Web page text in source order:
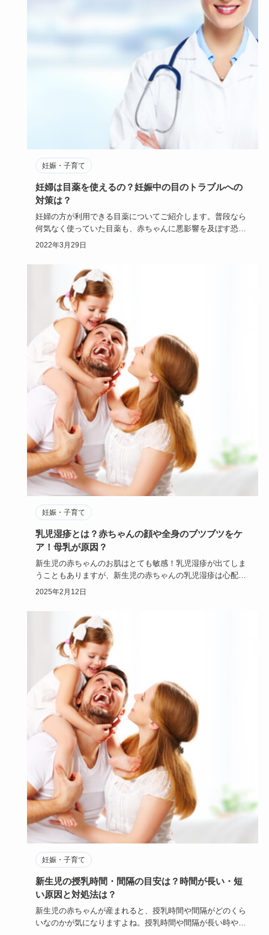
妊娠・子育て
妊婦は目薬を使えるの？妊娠中の目のトラブルへの
対策は？
妊婦の方が利用できる目薬についてご紹介します。普段なら
何気なく使っていた目薬も、赤ちゃんに悪影響を及ぼす恐れ
があります。た…
2022年3月29日
妊娠・子育て
乳児湿疹とは？赤ちゃんの顔や全身のブツブツをケ
ア！母乳が原因？
新生児の赤ちゃんのお肌はとても敏感！乳児湿疹が出てしま
うこともありますが、新生児の赤ちゃんの乳児湿疹は心配な
いものなのでし…
2025年2月12日
妊娠・子育て
新生児の授乳時間・間隔の目安は？時間が長い・短
い原因と対処法は？
新生児の赤ちゃんが産まれると、授乳時間や間隔がどのくら
いなのかが気になりますよね。授乳時間や間隔が長い時や短